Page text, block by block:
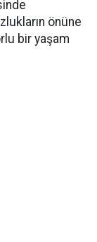
önüne
bir yaşam